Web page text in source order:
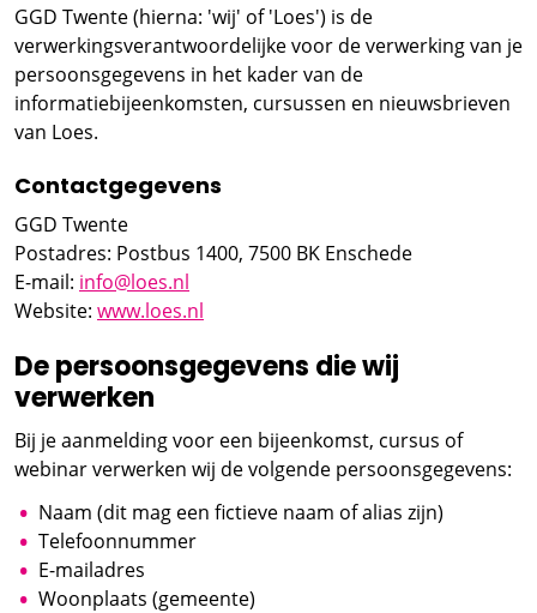
GGD Twente (hierna: 'wij' of 'Loes') is de
verwerkingsverantwoordelijke voor de verwerking van je
persoonsgegevens in het kader van de
informatiebijeenkomsten, cursussen en nieuwsbrieven
van Loes.
Contactgegevens
GGD Twente
Postadres: Postbus 1400, 7500 BK Enschede
E-mail: info@loes.nl
Website: www.loes.nl
De persoonsgegevens die wij
verwerken
Bij je aanmelding voor een bijeenkomst, cursus of
webinar verwerken wij de volgende persoonsgegevens:
Naam (dit mag een fictieve naam of alias zijn)
Telefoonnummer
E-mailadres
Woonplaats (gemeente)